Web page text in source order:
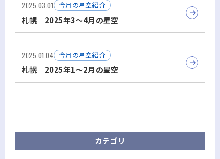
2025.03.01 今月の星空紹介
札幌 2025年3～4月の星空
2025.01.04 今月の星空紹介
札幌 2025年1～2月の星空
カテゴリ